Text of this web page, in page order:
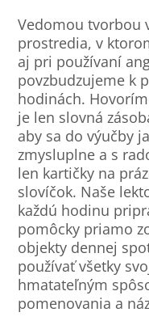
Vedomou tvorbou
prostredia, v
aj pri používaní
povzbudzujeme k
hodinách.
je len slovná
aby sa do výučby
zmysluplne a s
len kartičky na
slovíčok. Naše
každú hodinu
pomôcky priamo
objekty dennej
používať všetky
hmatateľným
pomenovania a